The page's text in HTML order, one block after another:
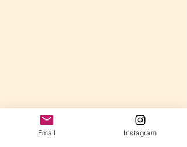
Email Instagram